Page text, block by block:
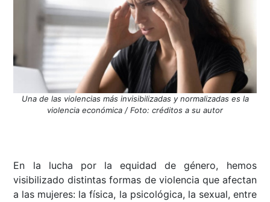
Una de las violencias más invisibilizadas y normalizadas es la
violencia económica / Foto: créditos a su autor
En la lucha por la equidad de género, hemos
visibilizado distintas formas de violencia que afectan
a las mujeres: la física, la psicológica, la sexual, entre